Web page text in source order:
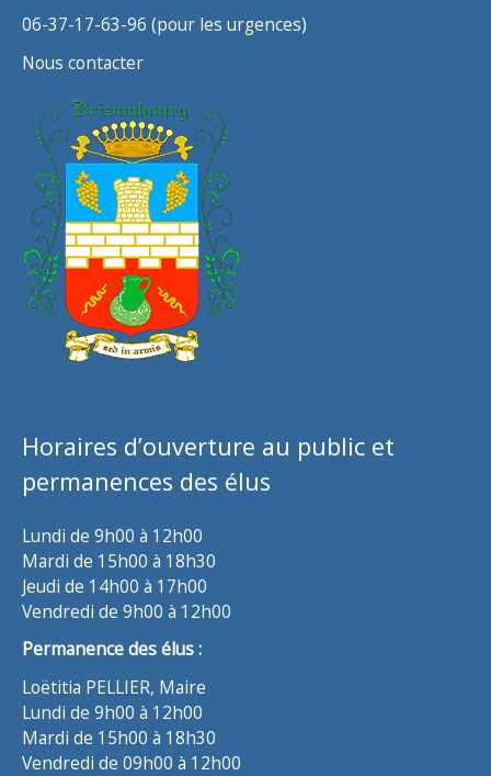
06-37-17-63-96 (pour les urgences)
Nous contacter
Horaires d’ouverture au public et
permanences des élus
Lundi de 9h00 à 12h00
Mardi de 15h00 à 18h30
Jeudi de 14h00 à 17h00
Vendredi de 9h00 à 12h00
Permanence des élus :
Loëtitia PELLIER, Maire
Lundi de 9h00 à 12h00
Mardi de 15h00 à 18h30
Vendredi de 09h00 à 12h00